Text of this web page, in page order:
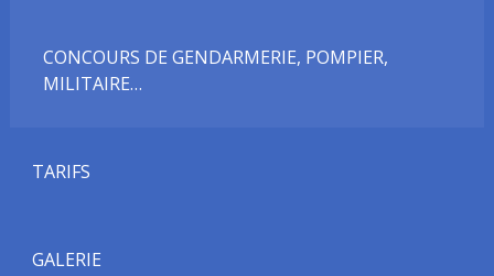
CONCOURS DE GENDARMERIE, POMPIER,
MILITAIRE…
TARIFS
GALERIE